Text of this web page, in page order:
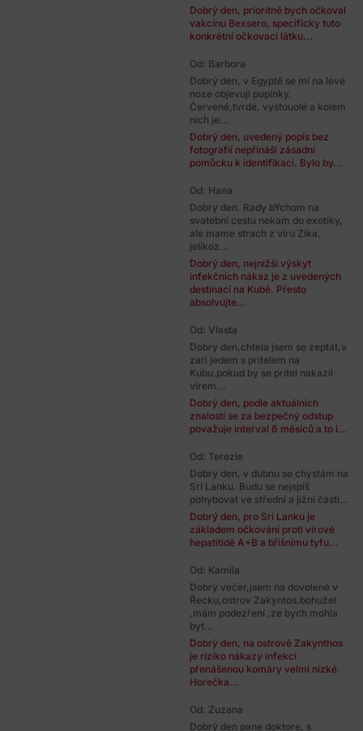
Dobrý den, prioritně bych očkoval
vakcínu Bexsero, specificky tuto
konkrétní očkovací látku...
Od: Barbora
Dobrý den, v Egyptě se mi na levé
noze objevují pupínky.
Červené,tvrdé, vystouolé a kolem
nich je...
Dobrý den, uvedený popis bez
fotografií nepřináší zásadní
pomůcku k identifikaci. Bylo by...
Od: Hana
Dobry den. Rady bYchom na
svatebni cestu nekam do exotiky,
ale mame strach z viru Zika,
jelikoz...
Dobrý den, nejnižší výskyt
infekčních nákaz je z uvedených
destinací na Kubě. Přesto
absolvujte...
Od: Vlasta
Dobry den,chtela jsem se zeptat,v
zari jedem s pritelem na
Kubu,pokud by se pritel nakazil
virem...
Dobrý den, podle aktuálních
znalostí se za bezpečný odstup
považuje interval 6 měsíců a to i...
Od: Terezie
Dobrý den, v dubnu se chystám na
Srí Lanku. Budu se nejspíš
pohybovat ve střední a jižní části...
Dobrý den, pro Sri Lanku je
základem očkování proti virové
hepatitidě A+B a břišnímu tyfu...
Od: Kamila
Dobrý večer,jsem na dovolené v
Řecku,ostrov Zakyntos,bohužel
,mám podezření ,ze bych mohla
byt...
Dobrý den, na ostrově Zakynthos
je riziko nákazy infekcí
přenášenou komáry velmi nízké.
Horečka...
Od: Zuzana
Dobrý den pane doktore, s